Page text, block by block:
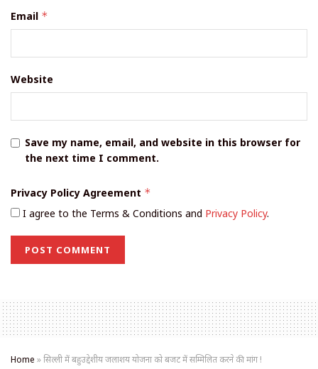
Email *
Website
Save my name, email, and website in this browser for
the next time I comment.
Privacy Policy Agreement *
I agree to the Terms & Conditions and Privacy Policy.
Home »सिल्ली में बहुउद्देशीय जलाशय योजना को बजट में सम्मिलित करने की मांग !